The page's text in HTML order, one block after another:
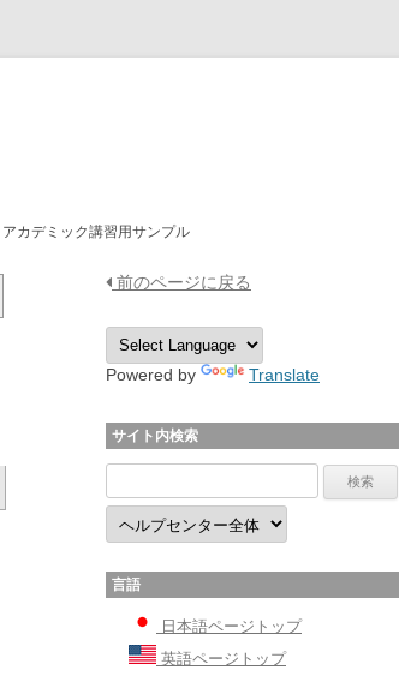
アカデミック講習用サンプル
前のページに戻る
Powered by Translate
サイト内検索
言語
日本語ページトップ
英語ページトップ